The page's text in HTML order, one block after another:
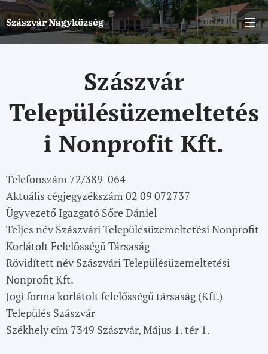
SzászvárNagyközség
Szászvár
Településüzemeltetés
i Nonprofit Kft.
Telefonszám 72/389-064
Aktuális cégjegyzékszám 02 09 072737
Ügyvezető Igazgató Sőre Dániel
Teljes név Szászvári Településüzemeltetési Nonprofit
Korlátolt Felelősségű Társaság
Rövidített név Szászvári Településüzemeltetési
Nonprofit Kft.
Jogi forma korlátolt felelősségű társaság (Kft.)
Település Szászvár
Székhely cím 7349 Szászvár, Május 1. tér 1.